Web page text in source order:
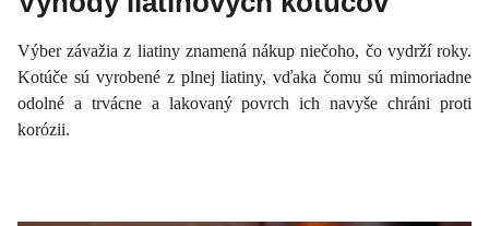
Výber závažia z liatiny znamená nákup niečoho, čo vydrží roky.
Kotúče sú vyrobené z plnej liatiny, vďaka čomu sú mimoriadne
odolné a trvácne a lakovaný povrch ich navyše chráni proti
korózii.